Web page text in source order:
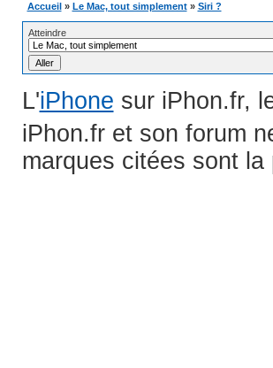
Accueil » Le Mac, tout simplement » Siri ?
Atteindre
L'iPhone sur iPhon.fr,
iPhon.fr et son forum
marques citées sont